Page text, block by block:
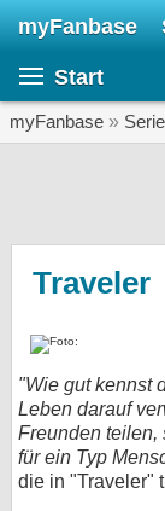
myFanbase
Start
myFanbase »
Traveler
"Wie gut kennst
Leben darauf
Freunden teilen,
für ein Typ
die in "Traveler"